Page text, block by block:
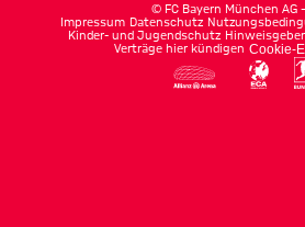
© FC Bayern München AG –
Impressum Datenschutz
Kinder- und Jugendschutz
Verträge hier kündigen Cookie-